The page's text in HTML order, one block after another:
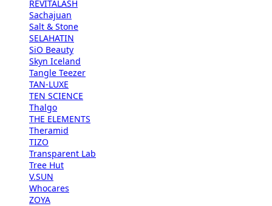
REVITALASH
Sachajuan
Salt & Stone
SELAHATIN
SiO Beauty
Skyn Iceland
Tangle Teezer
TAN-LUXE
TEN SCIENCE
Thalgo
THE ELEMENTS
Theramid
TIZO
Transparent Lab
Tree Hut
V.SUN
Whocares
ZOYA